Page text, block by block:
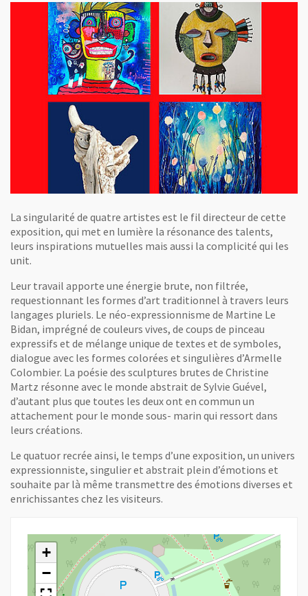
La singularité de quatre artistes est le fil directeur de cette
exposition, qui met en lumière la résonance des talents,
leurs inspirations mutuelles mais aussi la complicité qui les
unit.
Leur travail apporte une énergie brute, non filtrée,
requestionnant les formes d’art traditionnel à travers leurs
langages pluriels. Le néo-expressionnisme de Martine Le
Bidan, imprégné de couleurs vives, de coups de pinceau
expressifs et de mélange unique de textes et de symboles,
dialogue avec les formes colorées et singulières d’Armelle
Colombier. La poésie des sculptures brutes de Christine
Martz résonne avec le monde abstrait de Sylvie Guével,
d’autant plus que toutes les deux ont en commun un
attachement pour le monde sous- marin qui ressort dans
leurs créations.
Le quatuor recrée ainsi, le temps d’une exposition, un univers
expressionniste, singulier et abstrait plein d’émotions et
souhaite par là même transmettre des émotions diverses et
enrichissantes chez les visiteurs.
+
−